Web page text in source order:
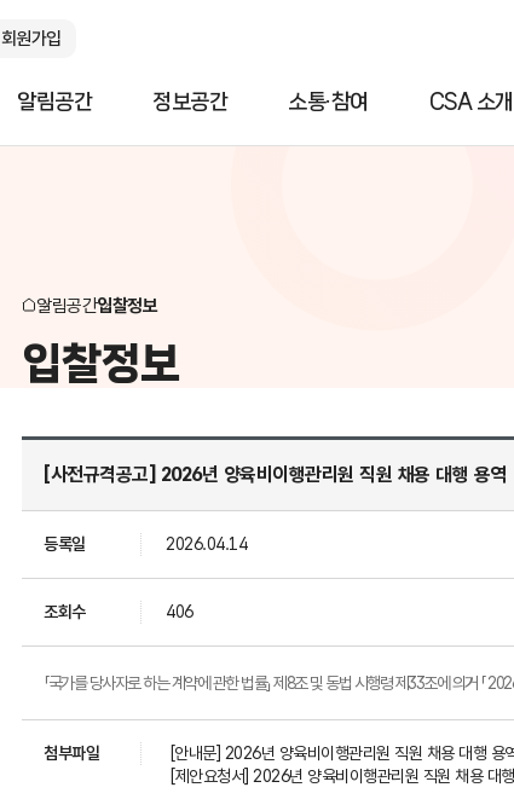
회원가입
알림공간 정보공간 소통·참여 CSA 소개
입찰정보
알림공간입찰정보
[사전규격공고] 2026년 양육비이행관리원 직원 채용 대행 용역
등록일 2026.04.14
조회수 406
「국가를 당사자로 하는 계약에 관한 법률」 제8조 및 동법 시행령 제33조에 의거 「
첨부파일
[안내문] 2026년 양육비이행관리원 직원 채용 대행
[제안요청서] 2026년 양육비이행관리원 직원 채용 대